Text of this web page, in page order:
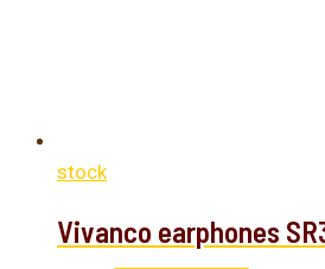
stock
Vivanco earphones